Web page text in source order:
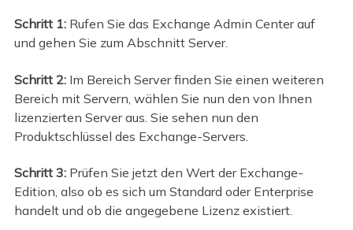
Schritt 1: Rufen Sie das Exchange Admin Center auf
und gehen Sie zum Abschnitt Server.
Schritt 2: Im Bereich Server finden Sie einen weiteren
Bereich mit Servern, wählen Sie nun den von Ihnen
lizenzierten Server aus. Sie sehen nun den
Produktschlüssel des Exchange-Servers.
Schritt 3: Prüfen Sie jetzt den Wert der Exchange-
Edition, also ob es sich um Standard oder Enterprise
handelt und ob die angegebene Lizenz existiert.